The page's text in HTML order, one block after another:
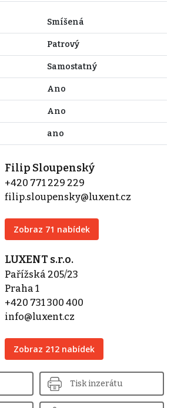
Smíšená
Patrový
Samostatný
Ano
Ano
ano
Filip Sloupenský
+420 771 229 229
filip.sloupensky@luxent.cz
Zobraz 71 nabídek
LUXENT s.r.o.
Pařížská 205/23
Praha 1
+420 731 300 400
info@luxent.cz
Zobraz 212 nabídek
Tisk inzerátu